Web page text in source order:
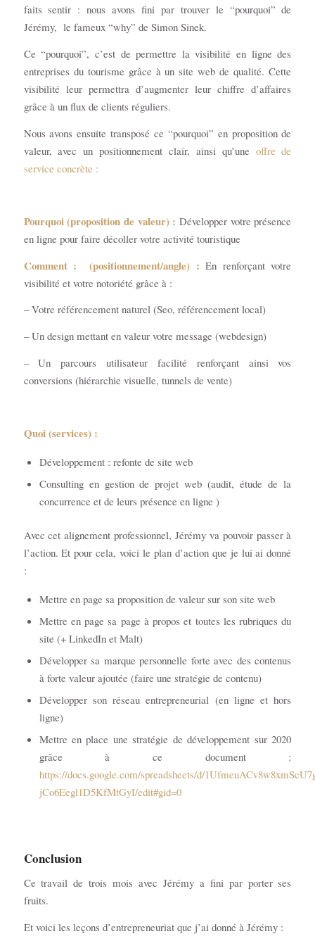
faits sentir : nous avons fini par trouver le “pourquoi” de
Jérémy, le fameux “why” de Simon Sinek.
Ce “pourquoi”, c’est de permettre la visibilité en ligne des
entreprises du tourisme grâce à un site web de qualité. Cette
visibilité leur permettra d’augmenter leur chiffre d’affaires
grâce à un flux de clients réguliers.
Nous avons ensuite transposé ce “pourquoi” en proposition de
valeur, avec un positionnement clair, ainsi qu’une offre de
service concrète :
Pourquoi(proposition de valeur) : Développer votre présence
en ligne pour faire décoller votre activité touristique
Comment : (positionnement/angle) :En renforçant votre
visibilité et votre notoriété grâce à :
– Votre référencement naturel (Seo, référencement local)
– Un design mettant en valeur votre message (webdesign)
– Un parcours utilisateur facilité renforçant ainsi vos
conversions (hiérarchie visuelle, tunnels de vente)
Quoi(services) :
Développement : refonte de site web
Consulting en gestion de projet web (audit, étude de la
concurrence et de leurs présence en ligne )
Avec cet alignement professionnel, Jérémy va pouvoir passer à
l’action. Et pour cela, voici le plan d’action que je lui ai donné
:
Mettre en page sa proposition de valeur sur son site web
Mettre en page sa page à propos et toutes les rubriques du
site (+ LinkedIn et Malt)
Développer sa marque personnelle forte avec des contenus
à forte valeur ajoutée (faire une stratégie de contenu)
Développer son réseau entrepreneurial (en ligne et hors
ligne)
Mettre en place une stratégie de développement sur 2020
grâce à ce document :
https://docs.google.com/spreadsheets/d/
jCo6Eegl1D5KfMtGyI/edit#gid=0
Conclusion
Ce travail de trois mois avec Jérémy a fini par porter ses
fruits.
Et voici les leçons d’entrepreneuriat que j’ai donné à Jérémy :